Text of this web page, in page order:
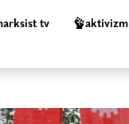
tv aktivizm